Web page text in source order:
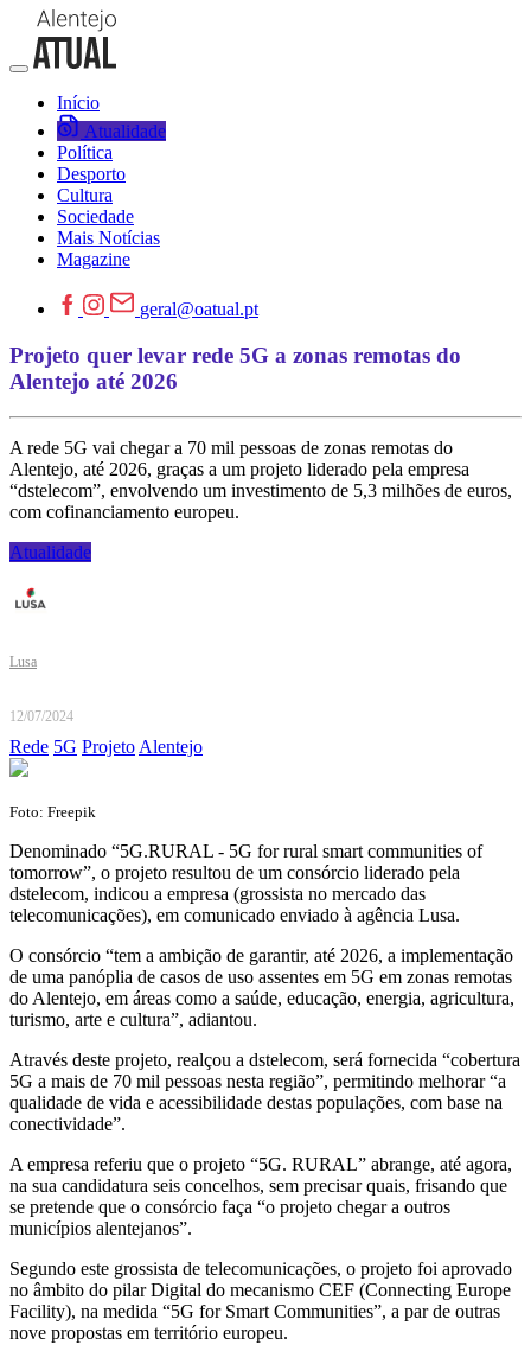
Início
Atualidade
Política
Desporto
Cultura
Sociedade
Mais Notícias
Magazine
geral@oatual.pt
Projeto quer levar rede 5G a zonas remotas do
Alentejo até 2026
A rede 5G vai chegar a 70 mil pessoas de zonas remotas do
Alentejo, até 2026, graças a um projeto liderado pela empresa
“dstelecom”, envolvendo um investimento de 5,3 milhões de euros,
com cofinanciamento europeu.
Atualidade
Lusa
12/07/2024
Rede 5G ProjetoAlentejo
Foto: Freepik
Denominado “5G.RURAL - 5G for rural smart communities of
tomorrow”, o projeto resultou de um consórcio liderado pela
dstelecom, indicou a empresa (grossista no mercado das
telecomunicações), em comunicado enviado à agência Lusa.
O consórcio “tem a ambição de garantir, até 2026, a implementação
de uma panóplia de casos de uso assentes em 5G em zonas remotas
do Alentejo, em áreas como a saúde, educação, energia, agricultura,
turismo, arte e cultura”, adiantou.
Através deste projeto, realçou a dstelecom, será fornecida “cobertura
5G a mais de 70 mil pessoas nesta região”, permitindo melhorar “a
qualidade de vida e acessibilidade destas populações, com base na
conectividade”.
A empresa referiu que o projeto “5G. RURAL” abrange, até agora,
na sua candidatura seis concelhos, sem precisar quais, frisando que
se pretende que o consórcio faça “o projeto chegar a outros
municípios alentejanos”.
Segundo este grossista de telecomunicações, o projeto foi aprovado
no âmbito do pilar Digital do mecanismo CEF (Connecting Europe
Facility), na medida “5G for Smart Communities”, a par de outras
nove propostas em território europeu.